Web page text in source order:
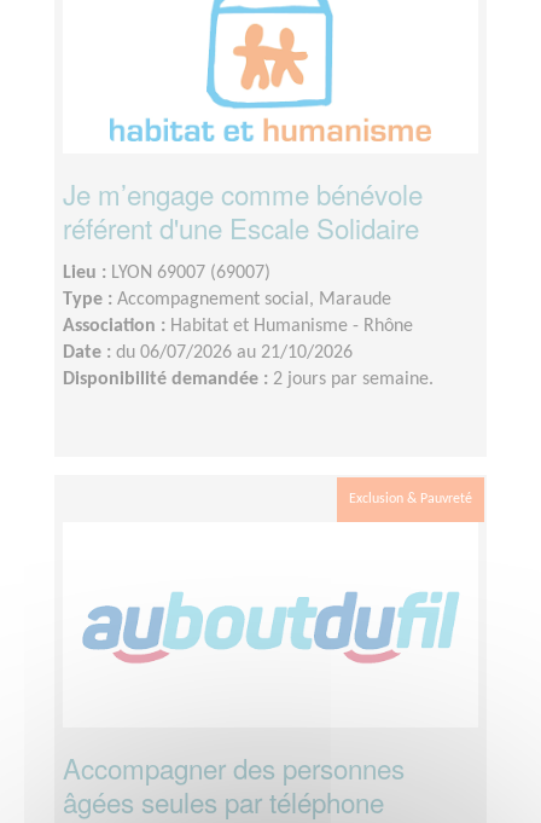
Je m’engage comme bénévole
référent d'une Escale Solidaire
Lieu : LYON 69007 (69007)
Type : Accompagnement social, Maraude
Association : Habitat et Humanisme - Rhône
Date : du 06/07/2026 au 21/10/2026
Disponibilité demandée : 2 jours par semaine.
Exclusion & Pauvreté
Accompagner des personnes
âgées seules par téléphone